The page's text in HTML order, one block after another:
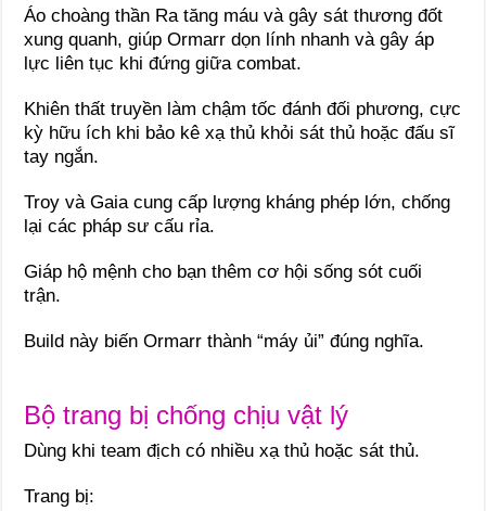
Áo choàng thần Ra tăng máu và gây sát thương đốt
xung quanh, giúp Ormarr dọn lính nhanh và gây áp
lực liên tục khi đứng giữa combat.
Khiên thất truyền làm chậm tốc đánh đối phương, cực
kỳ hữu ích khi bảo kê xạ thủ khỏi sát thủ hoặc đấu sĩ
tay ngắn.
Troy và Gaia cung cấp lượng kháng phép lớn, chống
lại các pháp sư cấu rỉa.
Giáp hộ mệnh cho bạn thêm cơ hội sống sót cuối
trận.
Build này biến Ormarr thành “máy ủi” đúng nghĩa.
Bộ trang bị chống chịu vật lý
Dùng khi team địch có nhiều xạ thủ hoặc sát thủ.
Trang bị: